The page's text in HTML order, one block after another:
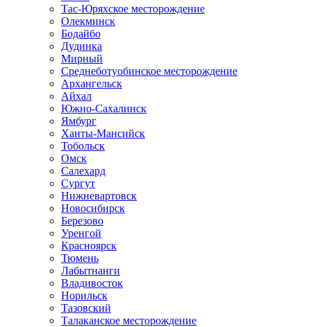
Тас-Юряхское месторождение
Олекминск
Бодайбо
Дудинка
Мирный
Среднеботуобинское месторождение
Архангельск
Айхал
Южно-Сахалинск
Ямбург
Ханты-Мансийск
Тобольск
Омск
Салехард
Сургут
Нижневартовск
Новосибирск
Березово
Уренгой
Красноярск
Тюмень
Лабытнанги
Владивосток
Норильск
Тазовский
Талаканское месторождение